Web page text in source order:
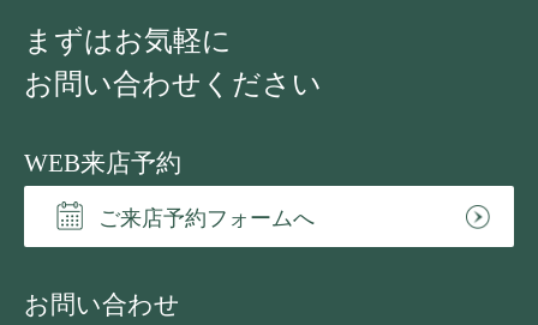
まずはお気軽に
お問い合わせください
WEB来店予約
ご来店予約フォームへ
お問い合わせ